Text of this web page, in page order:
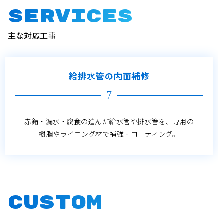
SERVICES
主な対応工事
給排水管の内面補修
7
赤錆・漏水・腐食の進んだ給水管や排水管を、専用の
樹脂やライニング材で補強・コーティング。
Custom